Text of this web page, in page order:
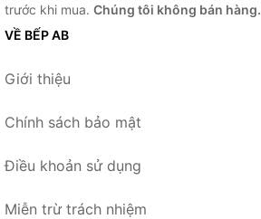
trước khi mua. Chúng tôi không bán hàng.
VỀ BẾP AB
Giới thiệu
Chính sách bảo mật
Điều khoản sử dụng
Miễn trừ trách nhiệm